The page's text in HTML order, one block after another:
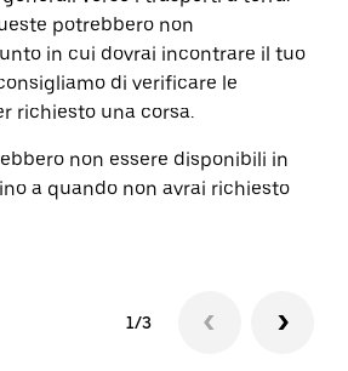
potrebbero non
in cui dovrai incontrare il tuo
di verificare le
richiesto una corsa.
non essere disponibili in
a quando non avrai richiesto
1/3